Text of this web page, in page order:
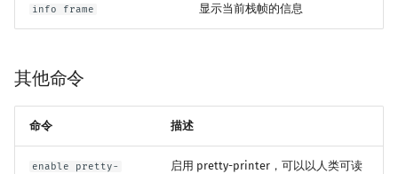
info frame 显示当前栈帧的信息
其他命令
命令 描述
enable pretty-
启用 pretty-printer，可以以人类可读